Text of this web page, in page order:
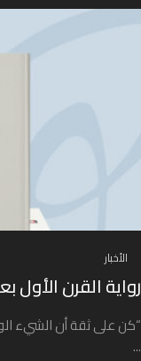
الأخبار
رواية القرن الأول
“كن على ثقة أن الشيء
...